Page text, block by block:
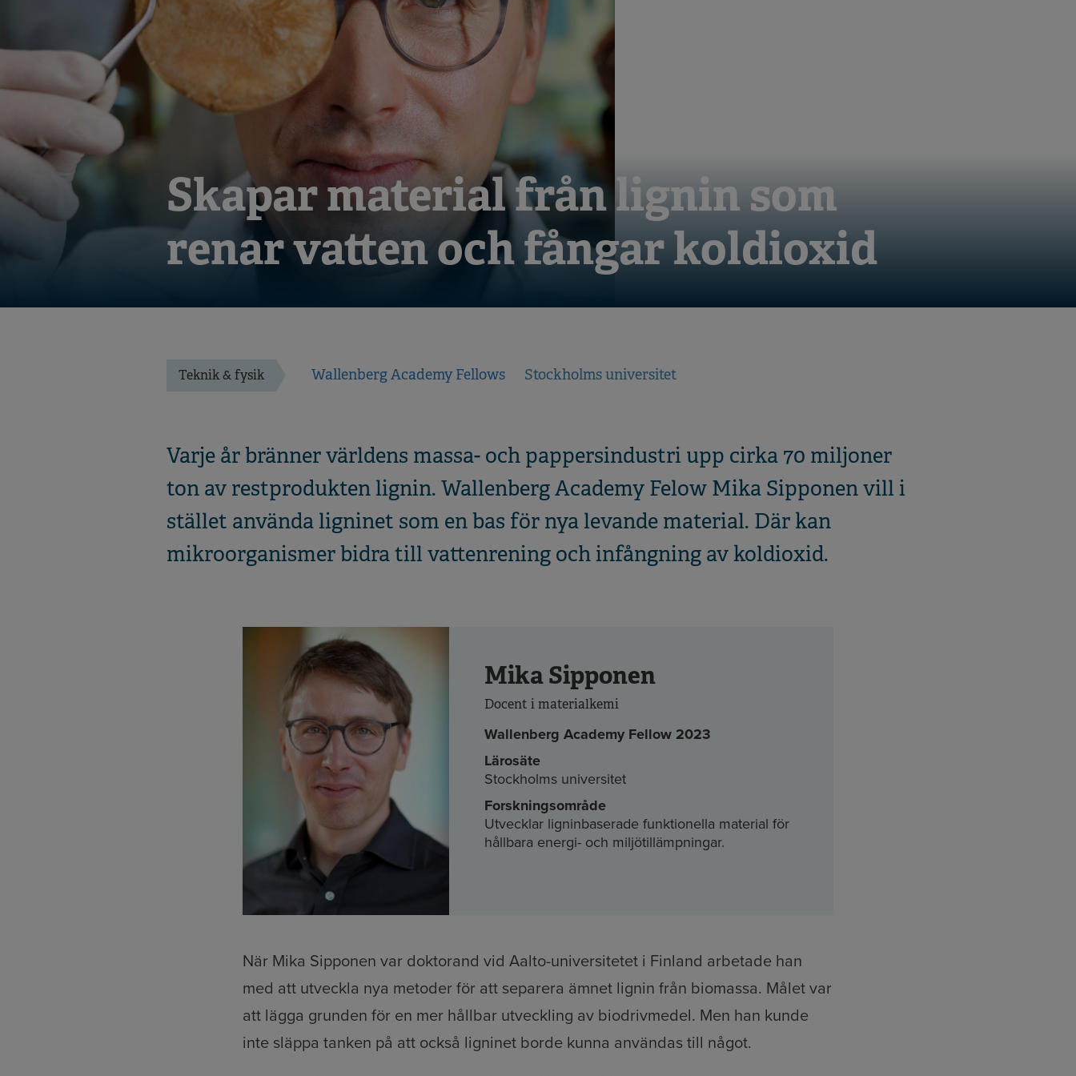
Skapar material från lignin som
renar vatten och fångar koldioxid
Teknik & fysik Wallenberg Academy Fellows Stockholms universitet
Varje år bränner världens massa- och pappersindustri upp cirka 70 miljoner
ton av restprodukten lignin. Wallenberg Academy Felow Mika Sipponen vill i
stället använda ligninet som en bas för nya levande material. Där kan
mikroorganismer bidra till vattenrening och infångning av koldioxid.
Mika Sipponen
Docent i materialkemi
Wallenberg Academy Fellow 2023
Lärosäte
Stockholms universitet
Forskningsområde
Utvecklar ligninbaserade funktionella material för
hållbara energi- och miljötillämpningar.
När Mika Sipponen var doktorand vid Aalto-universitetet i Finland arbetade han
med att utveckla nya metoder för att separera ämnet lignin från biomassa. Målet var
att lägga grunden för en mer hållbar utveckling av biodrivmedel. Men han kunde
inte släppa tanken på att också ligninet borde kunna användas till något.